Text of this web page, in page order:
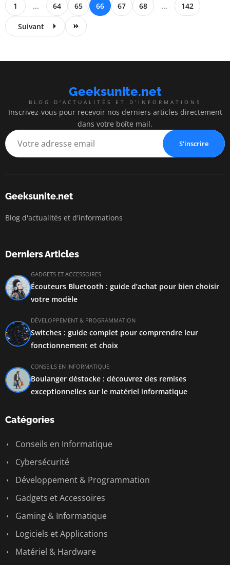
1 ... 64 65 66 67 68 ... 142
Suivant
Geeksunite.net
BLOG D'ACTUALITÉS ET D'INFORMATIONS
Inscrivez-vous pour recevoir nos derniers articles directement
dans votre boîte mail.
S'inscrire
Geeksunite.net
Blog d'actualités et d'informations
Derniers Articles
GADGETS ET ACCESSOIRES
Écouteurs Bluetooth : guide d’achat pour bien choisir
votre modèle
DÉVELOPPEMENT & PROGRAMMATION
Switches : guide complet pour comprendre leur
fonctionnement et choix
CONSEILS EN INFORMATIQUE
Boulanger déstocke : découvrez des remises
exceptionnelles sur le matériel informatique
Catégories
Conseils en Informatique
Cybersécurité
Développement & Programmation
Gadgets et Accessoires
Gaming & Informatique
Logiciels et Applications
Matériel & Hardware